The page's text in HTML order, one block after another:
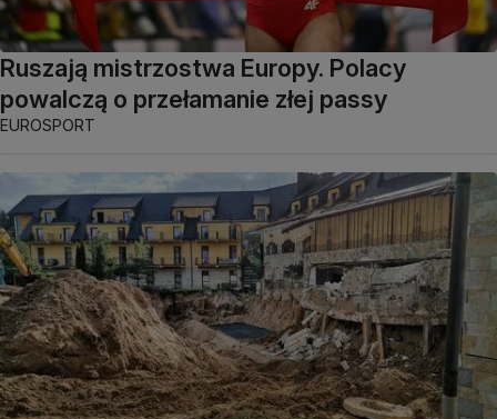
Ruszają mistrzostwa Europy. Polacy
powalczą o przełamanie złej passy
EUROSPORT